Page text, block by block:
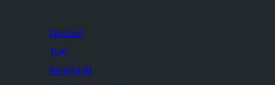
Oppaat
Tuki
Kehittäjät